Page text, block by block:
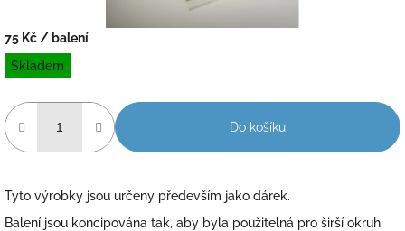
75 Kč / balení
Měrná
cena:
Skladem
Do košíku
Tyto výrobky jsou určeny především jako dárek.
Balení jsou koncipována tak, aby byla použitelná pro širší okruh